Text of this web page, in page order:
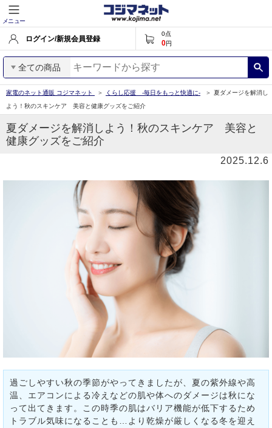
メニュー
ログイン/新規会員登録
0点
0円
全ての商品
家電のネット通販 コジマネット くらし応援 -毎日をもっと快適に-
夏ダメージを解消し
よう！秋のスキンケア 美容と健康グッズをご紹介
夏ダメージを解消しよう！秋のスキンケア 美容と
健康グッズをご紹介
2025.12.6
過ごしやすい秋の季節がやってきましたが、夏の紫外線や高
温、エアコンによる冷えなどの肌や体へのダメージは秋にな
って出てきます。この時季の肌はバリア機能が低下するため
トラブル気味になることも…より乾燥が厳しくなる冬を迎え